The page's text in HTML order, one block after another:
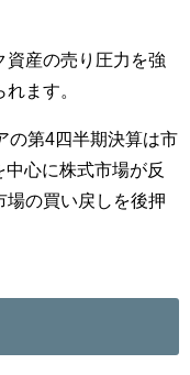
資産の売り圧力を強
ます。
の第4四半期決算は市
心に株式市場が反
場の買い戻しを後押